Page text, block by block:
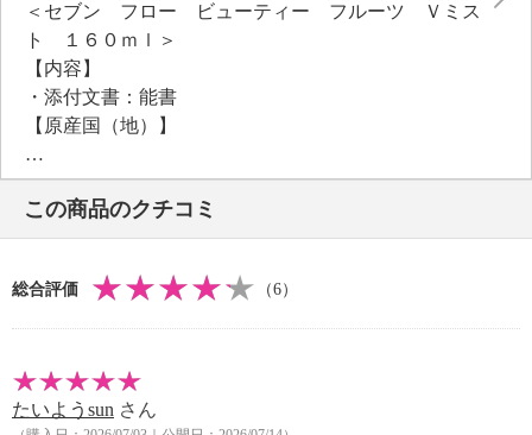
新たに下記成分を追加しました。
クコカルス培養エキス／ハリ。
ベビーフルーツコンプレックス（リンゴ果実エキス、
ウンシュウミカン果実エキス、シイクワシャー果実エ
キス、モモ果実エキス）／ハリ。
＜配合／無配合表示＞
不使用
＜セブン フロー ビューティー フルーツ Ｖミス
ト １６０ｍｌ＞
【内容】
・添付文書：能書
【原産国（地）】
・日本製
この商品のクチコミ
総合評価 （6）
たいようsun さん